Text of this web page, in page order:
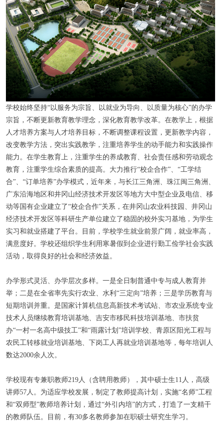
学校始终坚持“以服务为宗旨、以就业为导向、以质量为核心”的办学
宗旨，不断更新教育教学理念，深化教育教学改革。在教学上，根据
人才培养方案与人才培养目标，不断调整课程设置，更新教学内容，
改变教学方法，突出实践教学，注重培养学生的动手能力和实践操作
能力。在学生教育上，注重学生的养成教育、社会责任感和劳动观念
教育，注重学生综合素质的提高。大力推行“校企合作”、“工学结
合”、“订单培养”办学模式，近年来，与长江三角洲、珠江闽三角洲、
广东沿海地区和井冈山经济技术开发区等地方大中型企业及电信、移
动等国有企业建立了“校企合作”关系，在井冈山农业科技园、井冈山
经济技术开发区等科研生产单位建立了稳固的校外实习基地，为学生
实习和就业搭建了平台。目前，学校学生就业前景广阔，就业率高，
满意度好。学校还组织学生利用寒暑假到企业进行勤工俭学社会实践
活动，取得良好的社会和经济效益。
办学形式灵活、办学层次多样。一是全日制普通中专与成人教育并
举；二是在全省率先实行农业、水利“三定向”培养；三是学历教育与
短期培训并重。是国家计算机信息高新技术考试站、市农业系统专业
技术人员继续教育培训基地、吉安市移民科技培训基地、市扶贫
办“一村一名高中级技工”和“雨露计划”培训学校、青原区阳光工程与
农民工转移就业培训基地、下岗工人再就业培训基地等，每年培训人
数达2000余人次。
学校现有专兼职教师219人（含聘用教师），其中硕士生11人，高级
讲师57人。为适应学校发展，制定了教师提高计划，实施“名师”工程
和“双师型”教师培养计划，通过“外引内培”的方式，打造了一支精干
的教师队伍。目前，有30多名教师参加在职硕士研究生学习。